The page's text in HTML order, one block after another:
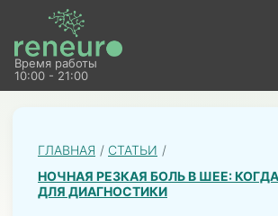
Время работы
10:00 - 21:00
ГЛАВНАЯ
СТАТЬИ
НОЧНАЯ РЕЗКАЯ БОЛЬ В ШЕЕ:
ДЛЯ ДИАГНОСТИКИ